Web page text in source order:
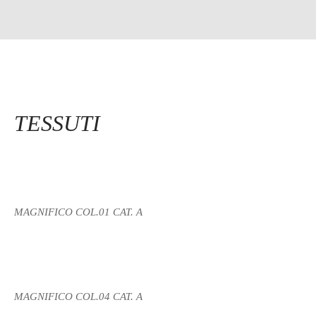
TESSUTI
MAGNIFICO COL.01 CAT. A
MAGNIFICO COL.04 CAT. A